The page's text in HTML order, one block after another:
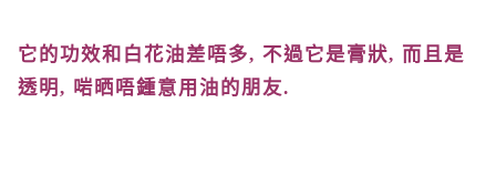
它的功效和白花油差唔多, 不過它是膏狀, 而且是
透明 , 啱晒唔鍾意用油的朋友.